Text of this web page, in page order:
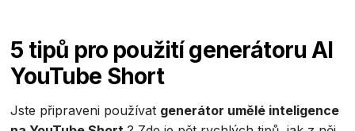
5 tipů pro použití generátoru AI
YouTube Short
Jste připraveni používat generátor umělé inteligence